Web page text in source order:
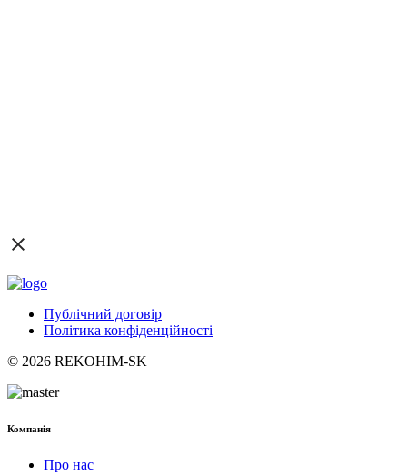
Публічний договір
Політика конфіденційності
© 2026 REKOHIM-SK
Компанія
Про нас